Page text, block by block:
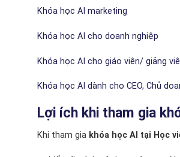
Khóa học AI marketing
Khóa học AI cho doanh nghiệp
Khóa học AI cho giáo viên/ giảng
Khóa học AI dành cho CEO, Chủ
Lợi ích khi tham gia
Khi tham gia khóa học AI tại Học